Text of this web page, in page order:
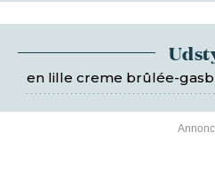
en lille creme brûlée-